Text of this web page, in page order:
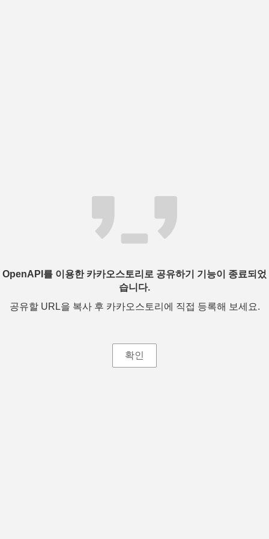
OpenAPI를 이용한 카카오스토리로 공유하기 기능이 종료되었
습니다.
공유할 URL을 복사 후 카카오스토리에 직접 등록해 보세요.
확인